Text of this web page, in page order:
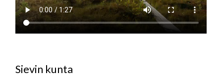
Sievin kunta